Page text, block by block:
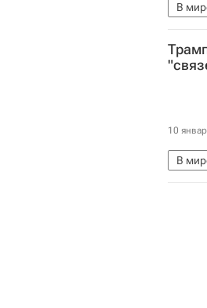
В
10
В